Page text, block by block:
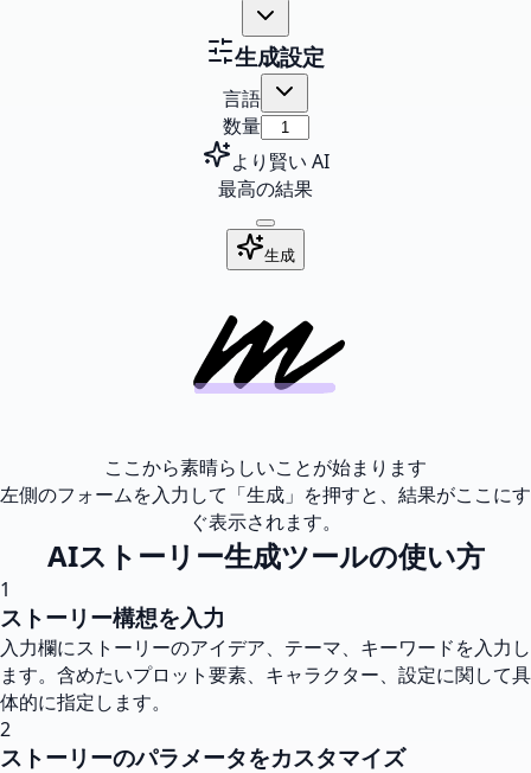
生成設定
言語
数量
より賢い AI
最高の結果
生成
ここから素晴らしいことが始まります
左側のフォームを入力して「生成」を押すと、結果がここにす
ぐ表示されます。
AIストーリー生成ツールの使い方
1
ストーリー構想を入力
入力欄にストーリーのアイデア、テーマ、キーワードを入力し
ます。含めたいプロット要素、キャラクター、設定に関して具
体的に指定します。
2
ストーリーのパラメータをカスタマイズ